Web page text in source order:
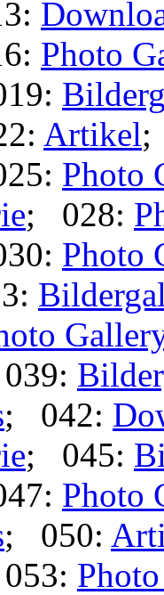
Photo
Artikel;
Photo
; 028:
Photo
; 042:
; 045:
Photo
; 050: